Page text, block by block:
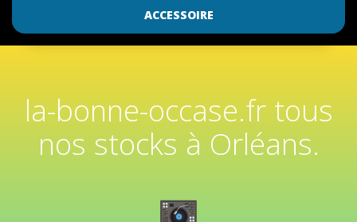
ACCESSOIRE
la-bonne-occase.fr tous
nos stocks à Orléans.